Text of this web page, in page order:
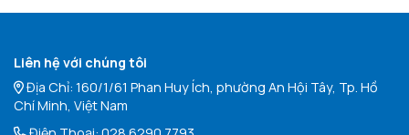
Liên hệ với chúng tôi
Địa Chỉ: 160/1/61 Phan Huy Ích, phường An Hội Tây, Tp. Hồ
Chí Minh, Việt Nam